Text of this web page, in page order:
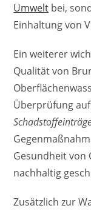
Umwelt bei,
Einhaltung von
Ein weiterer
Qualität von
Überprüfung
Gesundheit von
nachhaltig
Zusätzlich zur